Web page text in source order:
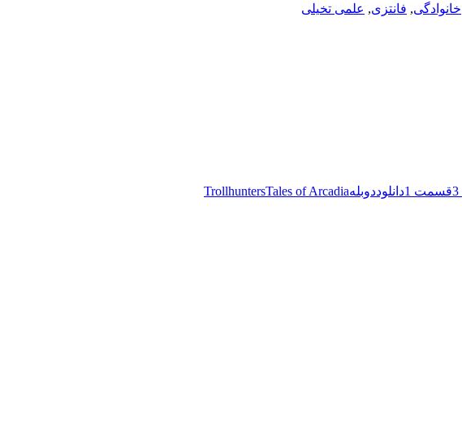
خانوادگی, فانتزی, علمی تخیلی
قسمت 1 دانلوددوبله TrollhuntersTales of Arcadia